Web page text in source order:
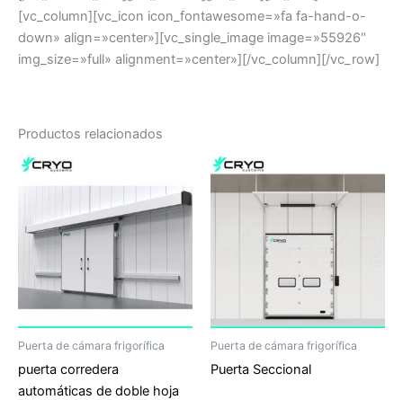
[vc_column][vc_icon icon_fontawesome=»fa fa-hand-o-
down» align=»center»][vc_single_image image=»55926″
img_size=»full» alignment=»center»][/vc_column][/vc_row]
Productos relacionados
Puerta de cámara frigorífica
puerta corredera
automáticas de doble hoja
Puerta de cámara frigorífica
Puerta Seccional